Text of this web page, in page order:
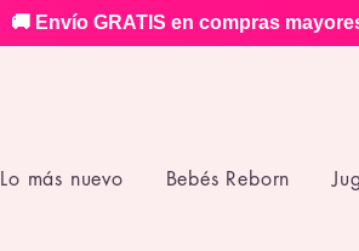
🚚 Envío GRATIS en compras
Lo más nuevo Bebés Reborn